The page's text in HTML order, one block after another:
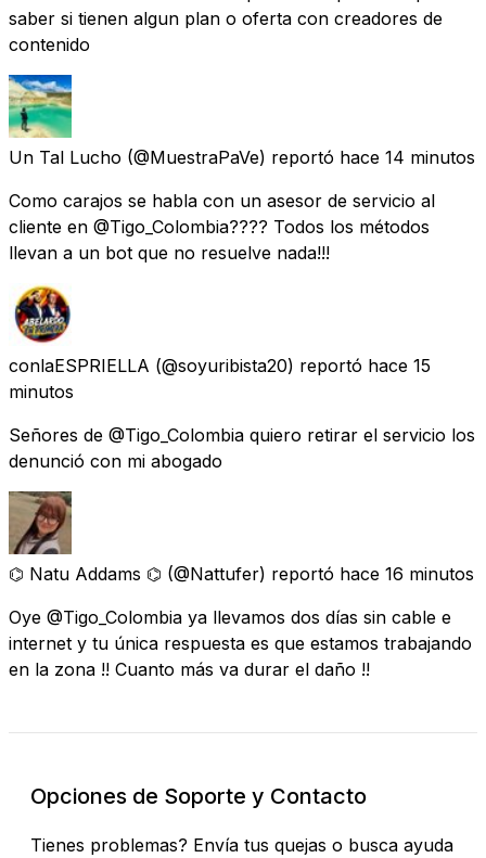
saber si tienen algun plan o oferta con creadores de
contenido
Un Tal Lucho (@MuestraPaVe) reportó hace 14 minutos
Como carajos se habla con un asesor de servicio al
cliente en @Tigo_Colombia???? Todos los métodos
llevan a un bot que no resuelve nada!!!
conlaESPRIELLA (@soyuribista20) reportó hace 15
minutos
Señores de @Tigo_Colombia quiero retirar el servicio los
denunció con mi abogado
⌬ Natu Addams ⌬ (@Nattufer) reportó hace 16 minutos
Oye @Tigo_Colombia ya llevamos dos días sin cable e
internet y tu única respuesta es que estamos trabajando
en la zona !! Cuanto más va durar el daño !!
Opciones de Soporte y Contacto
Tienes problemas? Envía tus quejas o busca ayuda